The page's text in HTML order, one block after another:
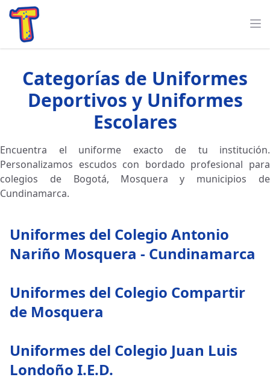
Categorías de Uniformes
Deportivos y Uniformes
Escolares
Encuentra el uniforme exacto de tu institución.
Personalizamos escudos con bordado profesional para
colegios de Bogotá, Mosquera y municipios de
Cundinamarca.
Uniformes del Colegio Antonio
Nariño Mosquera - Cundinamarca
Uniformes del Colegio Compartir
de Mosquera
Uniformes del Colegio Juan Luis
Londoño I.E.D.